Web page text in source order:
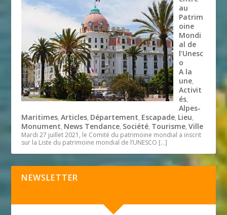
au
Patrim
oine
Mondi
al de
l’Unesc
o
A la
une,
Activit
és,
Alpes-
Maritimes,Articles, Département, Escapade, Lieu,
Monument, News Tendance, Société, Tourisme,Ville
Mardi 27 juillet 2021, le Comité du patrimoine mondial a inscrit
sur la Liste du patrimoine mondial de l’UNESCO […]
NEWSLETTER